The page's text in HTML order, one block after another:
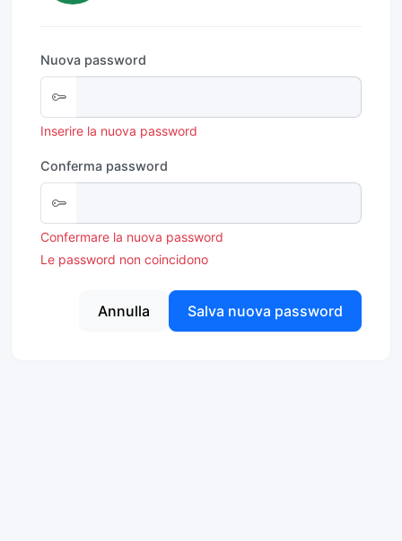
Nuova password
Inserire la nuova password
Conferma password
Confermare la nuova password
Le password non coincidono
Annulla